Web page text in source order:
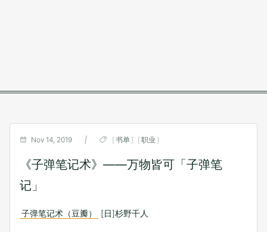
Nov 14, 2019 | 书单 职业
《子弹笔记术》——万物皆可「子弹笔
记」
子弹笔记术（豆瓣） [日]杉野干人